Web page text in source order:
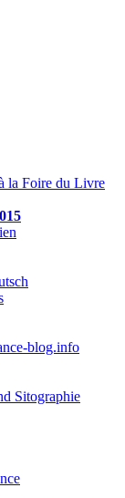
la Foire du Livre
blog.info
Sitographie